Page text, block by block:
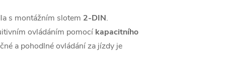
s montážním slotem 2-DIN.
ovládáním pomocí kapacitního
a pohodlné ovládání za jízdy je